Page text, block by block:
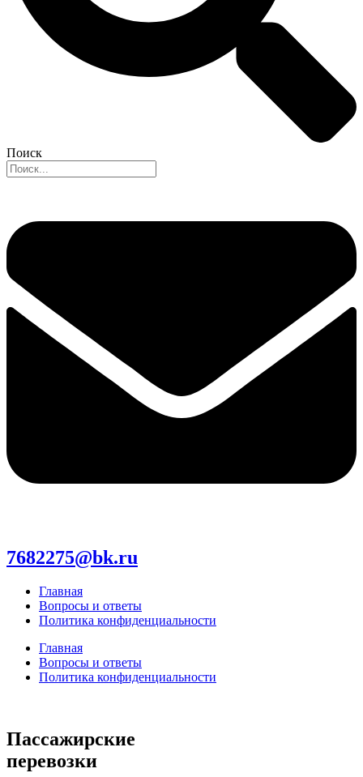
Поиск
7682275@bk.ru
Главная
Вопросы и ответы
Политика конфиденциальности
Главная
Вопросы и ответы
Политика конфиденциальности
Пассажирские
перевозки